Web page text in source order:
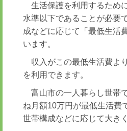
生活保護を利用するため
水準以下であることが必要
成などに応じて「最低生活
います。
収入がこの最低生活費よ
を利用できます。
富山市の一人暮らし世帯
ね月額10万円が最低生活費
世帯構成などに応じて大き